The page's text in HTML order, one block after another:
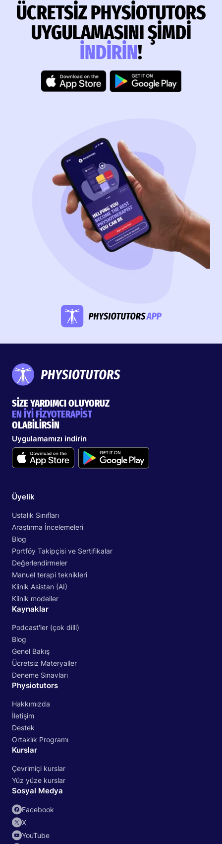
ÜCRETSIZ PHYSIOTUTORS
UYGULAMASINI ŞIMDI
INDIRIN!
SİZE YARDIMCI OLUYORUZ
EN İYİ FİZYOTERAPİST
OLABİLİRSİN
Uygulamamızı indirin
Üyelik
Ustalık Sınıfları
Araştırma İncelemeleri
Blog
Portföy Takipçisi ve Sertifikalar
Değerlendirmeler
Manuel terapi teknikleri
Klinik Asistan (AI)
Klinik modeller
Kaynaklar
Podcast'ler (çok dilli)
Blog
Genel Bakış
Ücretsiz Materyaller
Deneme Sınavları
Physiotutors
Hakkımızda
İletişim
Destek
Ortaklık Programı
Kurslar
Çevrimiçi kurslar
Yüz yüze kurslar
Sosyal Medya
Facebook
X
YouTube